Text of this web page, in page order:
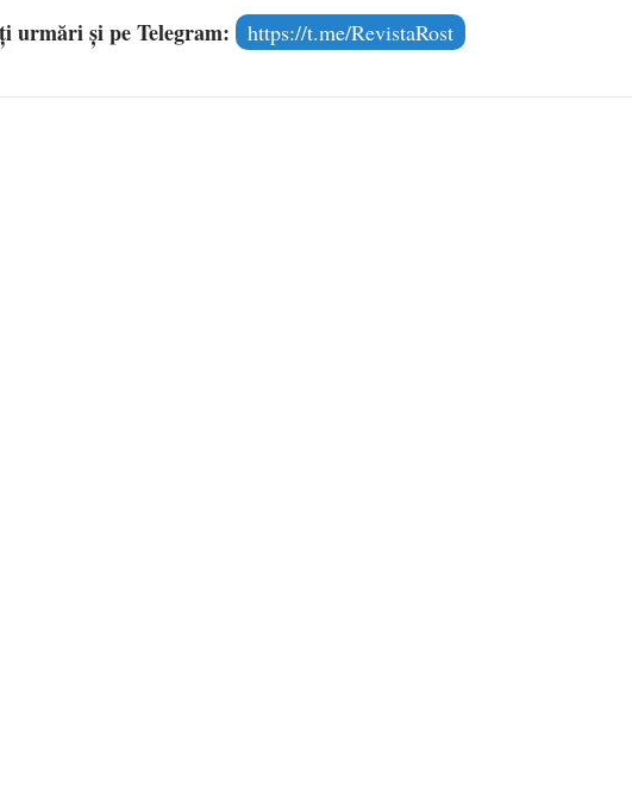
urmări și pe Telegram: https://t.me/RevistaRost